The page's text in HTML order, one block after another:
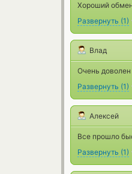
Хороший
Развернуть (1)
Влад
Очень
Развернуть (1)
Алексей
Все прошло
Развернуть (1)